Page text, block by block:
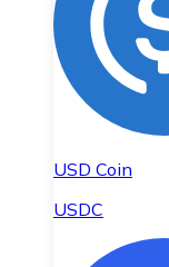
USD Coin
USDC